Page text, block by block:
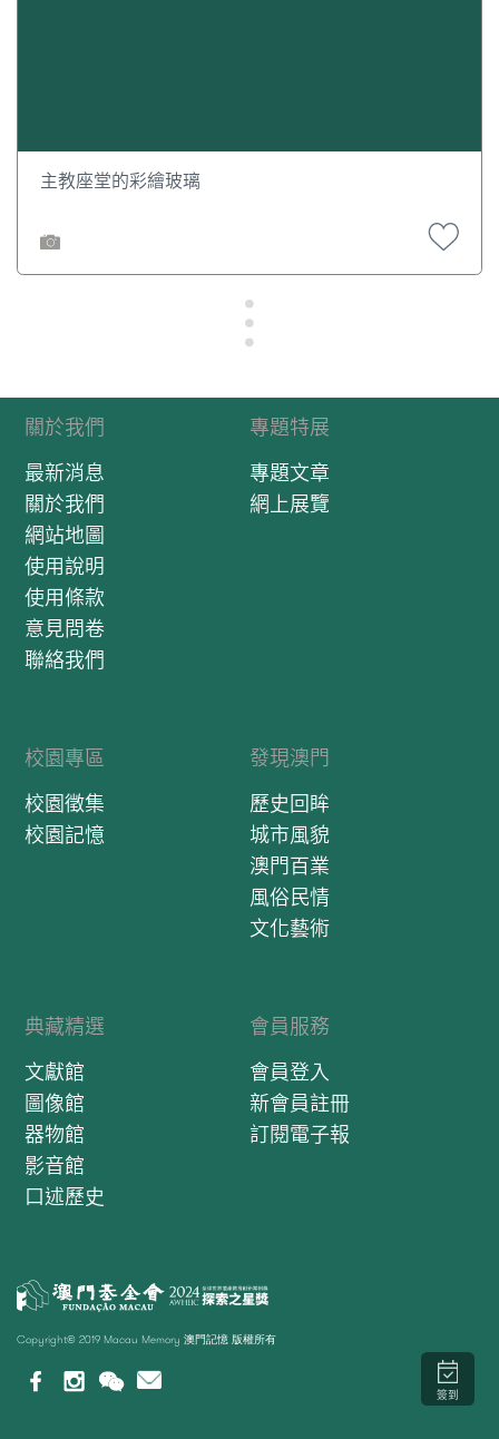
墨井，樓居望海世同危。遙聞大廟留遺畫，魚作清齋教律
奇。”按大廟內尚保存有名畫多幀：如聖約翰受洗圖，及日本
主教座堂的彩繪玻璃
關於我們
最新消息
關於我們
網站地圖
使用說明
使用條款
意見問卷
聯絡我們
專題特展
專題文章
網上展覽
校園專區
校園徵集
校園記憶
發現澳門
歷史回眸
城市風貌
澳門百業
風俗民情
文化藝術
典藏精選
文獻館
圖像館
器物館
影音館
口述歷史
會員服務
會員登入
新會員註冊
訂閱電子報
Copyright© 2019 Macau Memory 澳門記憶 版權所有
簽到